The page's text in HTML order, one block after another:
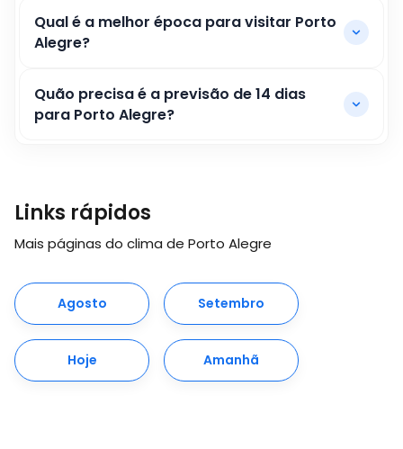
Qual é a melhor época para visitar Porto
Alegre?
Quão precisa é a previsão de 14 dias
para Porto Alegre?
Links rápidos
Mais páginas do clima de Porto Alegre
Agosto Setembro
Hoje Amanhã